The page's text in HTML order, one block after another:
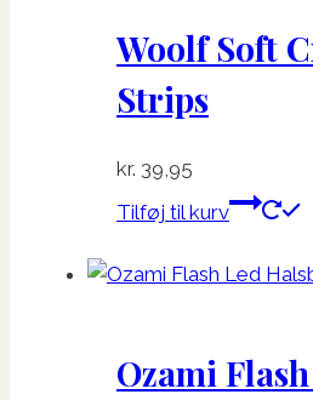
Woolf Soft
Strips
kr. 39,95
Tilføj til kurv
Ozami